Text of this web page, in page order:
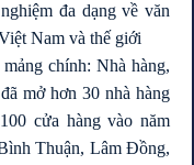
đa dạng về văn
Nam và thế giới
chính: Nhà hàng,
mở hơn 30 nhà hàng
cửa hàng vào năm
Thuận, Lâm Đồng,